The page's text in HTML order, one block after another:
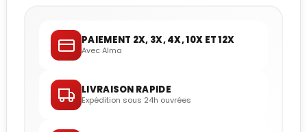
PAIEMENT 2X, 3X, 4X, 10X ET 12X
Avec Alma
LIVRAISON RAPIDE
Expédition sous 24h ouvrées